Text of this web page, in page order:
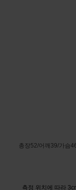
총장52/어깨39/가슴
측정 위치에 따라